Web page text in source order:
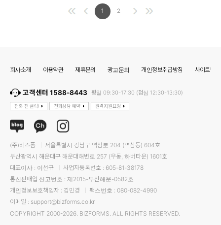
1 2
회사소개 이용약관 제휴문의 광고문의 개인정보취급방침 사이트맵
고객센터 1588-8443 평일 09:30-17:30 (점심 12:30-13:30)
전화 전 클릭! 전화상담 예약 원격지원요청
(주)비즈폼
서울특별시 강남구 역삼로 204 (역삼동) 604호
부산광역시 해운대구 해운대해변로 257 (우동, 하버타운) 1601호
대표이사 : 이선규
사업자등록번호 : 605-81-38178
통신판매업 신고번호 : 제2015-부산해운-0582호
개인정보보호책임자 : 김민경
팩스번호 : 080-082-4990
이메일 : support@bizforms.co.kr
COPYRIGHT 2000-2026. BIZFORMS. ALL RIGHTS RESERVED.